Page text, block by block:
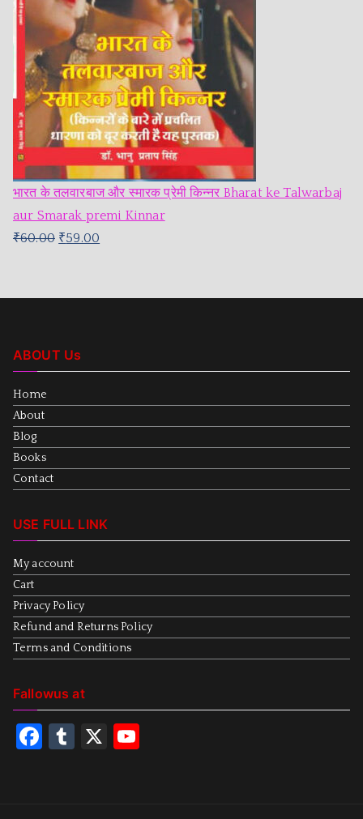
भारत के तलवारबाज और स्मारक प्रेमी किन्नर Bharat ke Talwarbaj
aur Smarak premi Kinnar
₹60.00 ₹59.00
ABOUT Us
Home
About
Blog
Books
Contact
USE FULL LINK
My account
Cart
Privacy Policy
Refund and Returns Policy
Terms and Conditions
Fallowus at
F
T
X